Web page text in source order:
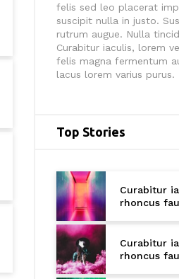
felis sed leo placerat
suscipit nulla in justo.
rutrum augue. Nulla
Curabitur iaculis, lorem
felis magna fermentum
lacus lorem varius purus.
Top Stories
Curabitur
rhoncus
Curabitur
rhoncus